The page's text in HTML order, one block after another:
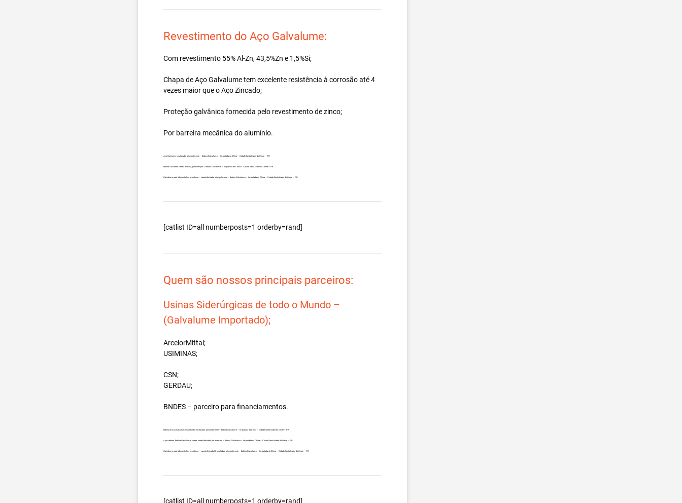
Revestimento do Aço Galvalume:
Com revestimento 55% Al-Zn, 43,5%Zn e 1,5%Si;
Chapa de Aço Galvalume tem excelente resistência à corrosão até 4
vezes maior que o Aço Zincado;
Proteção galvânica fornecida pelo revestimento de zinco;
Por barreira mecânica do alumínio.
Aço Galvanew no atacado, principalmente – Bobina Galvalume – Importada da China – Cidade Santa Izabel do Oeste – PR.
Bobina Galvanew carreta fechada, por exemplo – Bobina Galvalume – Importada da China – Cidade Santa Izabel do Oeste – PR.
Galvalume para fabricar telhas metálicas – carreta fechada, principalmente – Bobina Galvalume – Importada da China – Cidade Santa Izabel do Oeste – PR.
[catlist ID=all numberposts=1 orderby=rand]
Quem são nossos principais parceiros:
Usinas Siderúrgicas de todo o Mundo –
(Galvalume Importado);
ArcelorMittal;
USIMINAS;
CSN;
GERDAU;
BNDES – parceiro para financiamentos.
Bobina de Aço Galvalume distribuidor no atacado, principalmente – Bobina Galvalume – Importada da China – Cidade Santa Izabel do Oeste – PR.
Aço carbono, Bobina Galvalume, chapa, carreta fechada, por exemplo – Bobina Galvalume – Importada da China – Cidade Santa Izabel do Oeste – PR.
Galvalume para fabricar telhas metálicas – carreta fechada 32 toneladas, principalmente – Bobina Galvalume – Importada da China – Cidade Santa Izabel do Oeste – PR.
[catlist ID=all numberposts=1 orderby=rand]